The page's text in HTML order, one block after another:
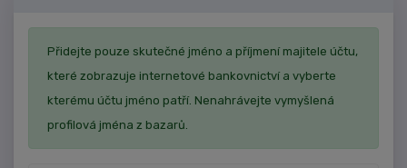
Přidejte pouze skutečné jméno a příjmení majitele účtu,
které zobrazuje internetové bankovnictví a vyberte
kterému účtu jméno patří. Nenahrávejte vymyšlená
profilová jména z bazarů.